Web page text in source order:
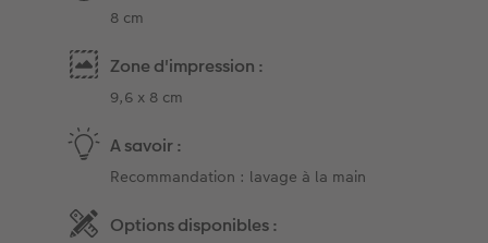
8 cm
Zone d'impression :
9,6 x 8 cm
A savoir :
Recommandation : lavage à la main
Options disponibles :